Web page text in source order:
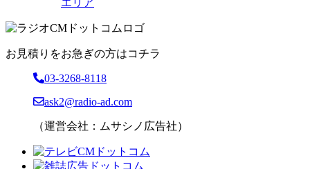
お見積りをお急ぎの方はコチラ
03-3268-8118
ask2@radio-ad.com
（運営会社：ムサシノ広告社）